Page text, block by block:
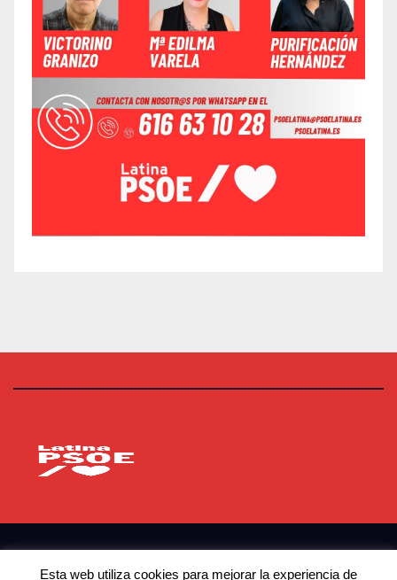
PSOE Latina
Esta web utiliza cookies para mejorar la experiencia de